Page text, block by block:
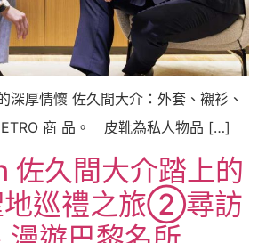
深厚情懷 佐久間大介：外套、襯衫、
商 品。 皮靴為私人物品 […]
佐久間大介踏上的
巡禮之旅②尋訪